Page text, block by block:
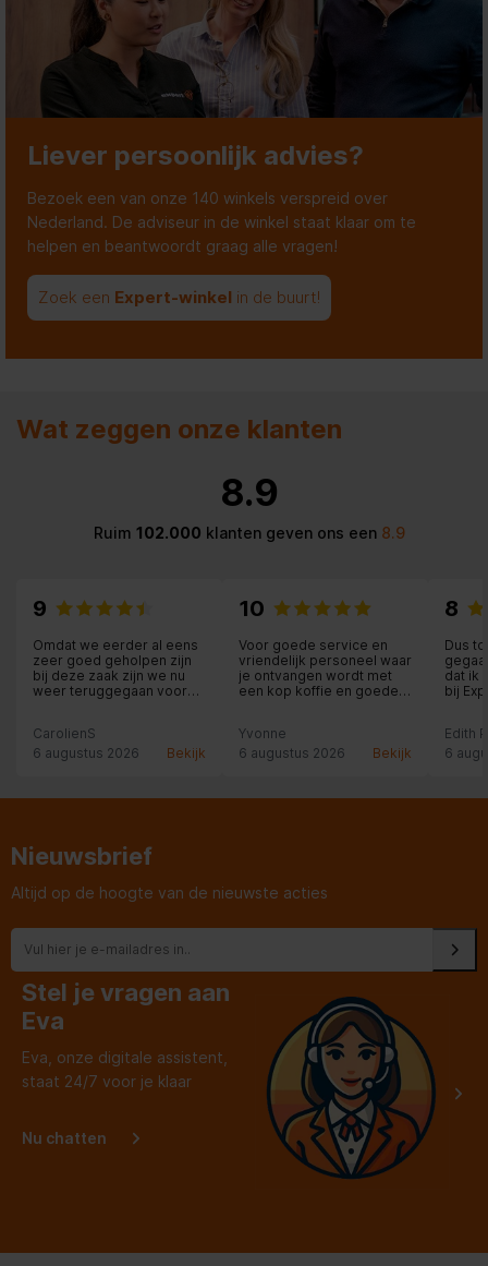
Liever persoonlijk advies?
Bezoek een van onze 140 winkels verspreid over
Nederland. De adviseur in de winkel staat klaar om te
helpen en beantwoordt graag alle vragen!
Zoek een Expert-winkel in de buurt!
Wat zeggen onze klanten
8.9
Ruim 102.000 klanten geven ons een8.9
9
Omdat we eerder al eens
zeer goed geholpen zijn
bij deze zaak zijn we nu
weer teruggegaan voor
duurder dan via internet
(ca. 14 euro) maar dan heb
dat zeker waard.
CarolienS
6 augustus 2026
Bekijk
10
Voor goede service en
vriendelijk personeel waar
je ontvangen wordt met
een kop koffie en goede
Yvonne
6 augustus 2026
Bekijk
8
Dus
dat ik
bij
die
en
Edith
6
Nieuwsbrief
Altijd op de hoogte van de nieuwste acties
Stel je vragen aan
Eva
Eva, onze digitale assistent,
staat 24/7 voor je klaar
Nu chatten